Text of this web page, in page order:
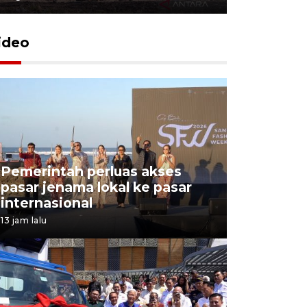
Pemerintah perluas akses
pasar jenama lokal ke pasar
internasional
13 jam lalu